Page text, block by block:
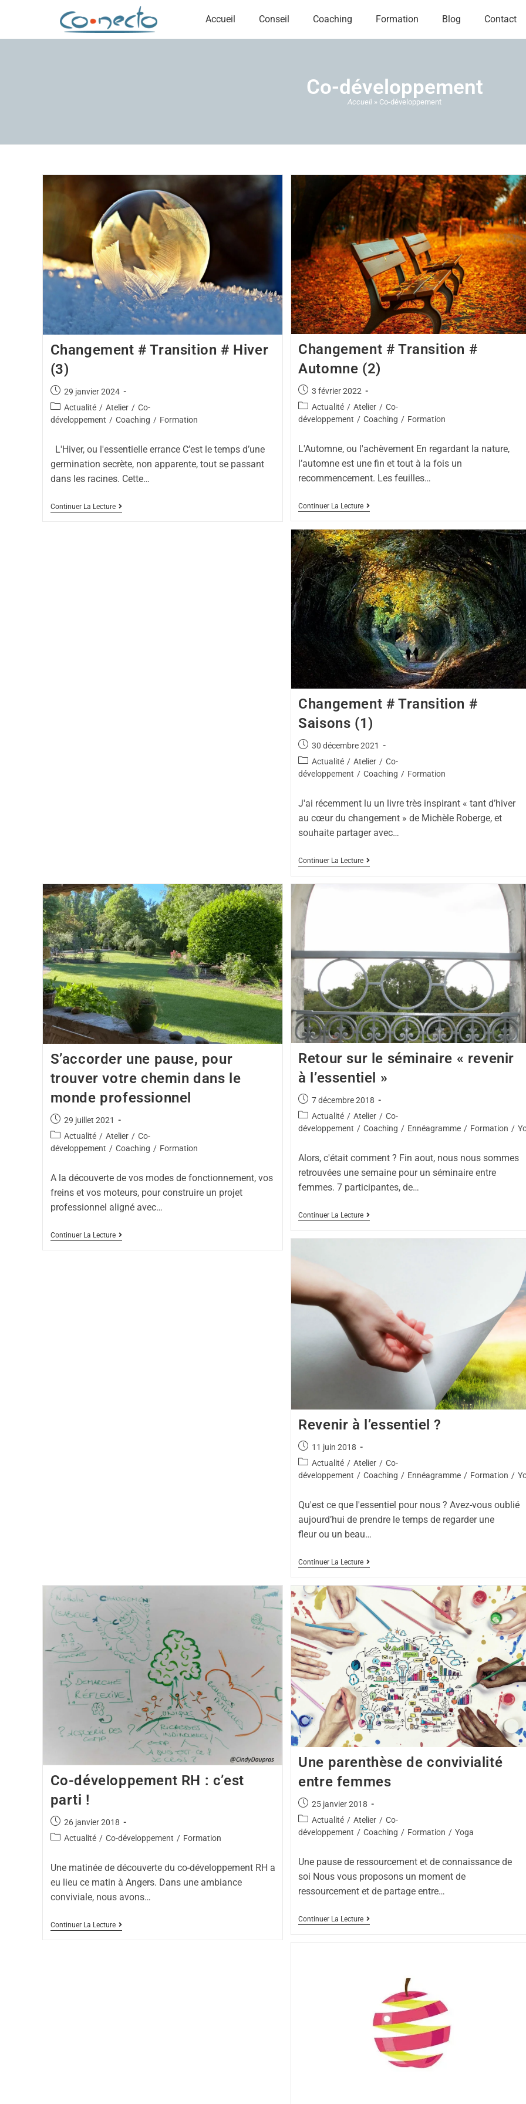
Accueil Conseil Coaching Formation Blog Contact
Co-développement
Accueil » Co-développement
Changement # Transition # Hiver
(3)
29 janvier 2024
Actualité / Atelier / Co-
développement / Coaching / Formation
L'Hiver, ou l'essentielle errance C’est le temps d’une
germination secrète, non apparente, tout se passant
dans les racines. Cette…
Continuer La Lecture
Changement # Transition #
Automne (2)
3 février 2022
Actualité / Atelier / Co-
développement / Coaching / Formation
L'Automne, ou l'achèvement En regardant la nature,
l’automne est une fin et tout à la fois un
recommencement. Les feuilles…
Continuer La Lecture
Changement # Transition #
Saisons (1)
30 décembre 2021
Actualité / Atelier / Co-
développement / Coaching / Formation
J'ai récemment lu un livre très inspirant « tant d’hiver
au cœur du changement » de Michèle Roberge, et
souhaite partager avec…
Continuer La Lecture
S’accorder une pause, pour
trouver votre chemin dans le
monde professionnel
29 juillet 2021
Actualité / Atelier / Co-
développement / Coaching / Formation
A la découverte de vos modes de fonctionnement, vos
freins et vos moteurs, pour construire un projet
professionnel aligné avec…
Continuer La Lecture
Retour sur le séminaire « revenir
à l’essentiel »
7 décembre 2018
Actualité / Atelier / Co-
développement / Coaching / Ennéagramme / Formation /
Alors, c'était comment ? Fin aout, nous nous sommes
retrouvées une semaine pour un séminaire entre
femmes. 7 participantes, de…
Continuer La Lecture
Revenir à l’essentiel ?
11 juin 2018
Actualité / Atelier / Co-
développement / Coaching / Ennéagramme / Formation /
Qu'est ce que l'essentiel pour nous ? Avez-vous oublié
aujourd’hui de prendre le temps de regarder une
fleur ou un beau…
Continuer La Lecture
Co-développement RH : c’est
parti !
26 janvier 2018
Actualité / Co-développement / Formation
Une matinée de découverte du co-développement RH a
eu lieu ce matin à Angers. Dans une ambiance
conviviale, nous avons…
Continuer La Lecture
Une parenthèse de convivialité
entre femmes
25 janvier 2018
Actualité / Atelier / Co-
développement / Coaching / Formation / Yoga
Une pause de ressourcement et de connaissance de
soi Nous vous proposons un moment de
ressourcement et de partage entre…
Continuer La Lecture